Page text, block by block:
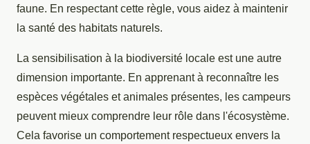
faune. En respectant cette règle, vous aidez à maintenir
la santé des habitats naturels.
La sensibilisation à la biodiversité locale est une autre
dimension importante. En apprenant à reconnaître les
espèces végétales et animales présentes, les campeurs
peuvent mieux comprendre leur rôle dans l'écosystème.
Cela favorise un comportement respectueux envers la